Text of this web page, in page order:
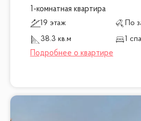
1-комнатная квартира
19 этаж
По
38.3 кв.м
1